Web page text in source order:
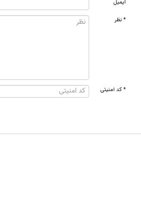
ایمیل
* نظر
* کد امنیتی